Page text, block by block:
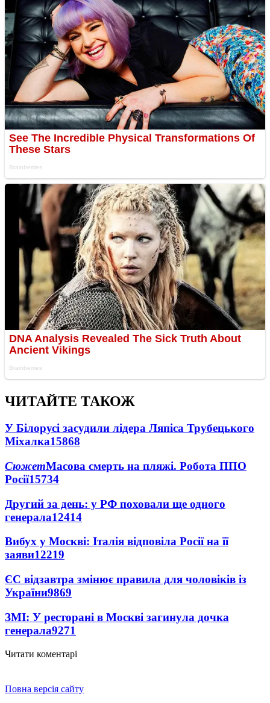
ЧИТАЙТЕ ТАКОЖ
У Білорусі засудили лідера Ляпіса Трубецького
Міхалка15868
СюжетМасова смерть на пляжі. Робота ППО
Росії15734
Другий за день: у РФ поховали ще одного
генерала12414
Вибух у Москві: Італія відповіла Росії на її
заяви12219
ЄС відзавтра змінює правила для чоловіків із
України9869
ЗМІ: У ресторані в Москві загинула дочка
генерала9271
Читати коментарі
Повна версія сайту